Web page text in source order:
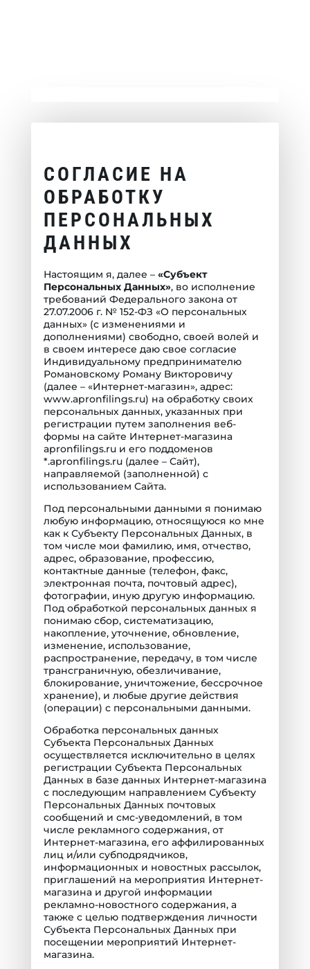
СОГЛАСИЕ НА
ОБРАБОТКУ
ПЕРСОНАЛЬНЫХ
ДАННЫХ
Настоящим я, далее – «Субъект
Персональных Данных», во исполнение
требований Федерального закона от
27.07.2006 г. № 152-ФЗ «О персональных
данных» (с изменениями и
дополнениями) свободно, своей волей и
в своем интересе даю свое согласие
Индивидуальному предпринимателю
Романовскому Роману Викторовичу
(далее – «Интернет-магазин», адрес:
www.apronfilings.ru) на обработку своих
персональных данных, указанных при
регистрации путем заполнения веб-
формы на сайте Интернет-магазина
apronfilings.ru и его поддоменов
*.apronfilings.ru (далее – Сайт),
направляемой (заполненной) с
использованием Сайта.
Под персональными данными я понимаю
любую информацию, относящуюся ко мне
как к Субъекту Персональных Данных, в
том числе мои фамилию, имя, отчество,
адрес, образование, профессию,
контактные данные (телефон, факс,
электронная почта, почтовый адрес),
фотографии, иную другую информацию.
Под обработкой персональных данных я
понимаю сбор, систематизацию,
накопление, уточнение, обновление,
изменение, использование,
распространение, передачу, в том числе
трансграничную, обезличивание,
блокирование, уничтожение, бессрочное
хранение), и любые другие действия
(операции) с персональными данными.
Обработка персональных данных
Субъекта Персональных Данных
осуществляется исключительно в целях
регистрации Субъекта Персональных
Данных в базе данных Интернет-магазина
с последующим направлением Субъекту
Персональных Данных почтовых
сообщений и смс-уведомлений, в том
числе рекламного содержания, от
Интернет-магазина, его аффилированных
лиц и/или субподрядчиков,
информационных и новостных рассылок,
приглашений на мероприятия Интернет-
магазина и другой информации
рекламно-новостного содержания, а
также с целью подтверждения личности
Субъекта Персональных Данных при
посещении мероприятий Интернет-
магазина.